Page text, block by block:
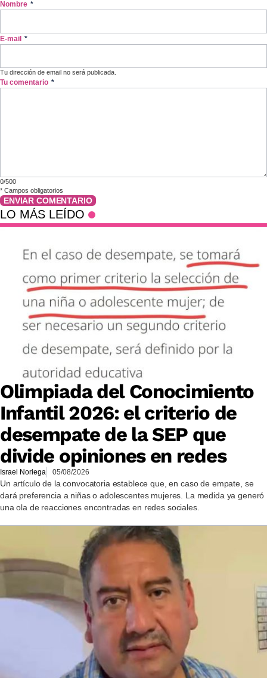
Nombre *
E-mail *
Tu dirección de email no será publicada.
Tu comentario *
0/500
* Campos obligatorios
ENVIAR COMENTARIO
LO MÁS LEÍDO
Olimpiada del Conocimiento
Infantil 2026: el criterio de
desempate de la SEP que
divide opiniones en redes
Israel Noriega 05/08/2026
Un artículo de la convocatoria establece que, en caso de empate, se
dará preferencia a niñas o adolescentes mujeres. La medida ya generó
una ola de reacciones encontradas en redes sociales.